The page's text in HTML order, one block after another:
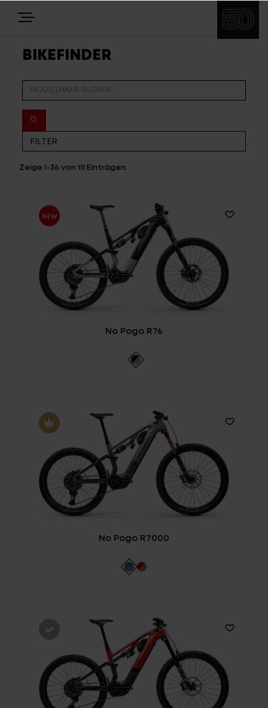
NEWS
EQUIPMENT
Highlights
Über uns
Service
Top-Links
Finde dein Bike
Jetzt zu unserem Newsletter anmelden
Karriere bei CENTURION
Händlersuche
Fragen - Antworten / FAQ
Finde die richtige Rahmengröße
BIKEFINDER
Zeige1-36 von111 Einträgen.
No Pogo R76
No Pogo R7000